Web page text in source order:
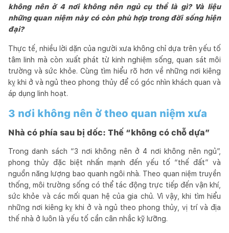
không nên ở 4 nơi không nên ngủ cụ thể là gì? Và liệu
những quan niệm này có còn phù hợp trong đời sống hiện
đại?
Thực tế, nhiều lời dặn của người xưa không chỉ dựa trên yếu tố
tâm linh mà còn xuất phát từ kinh nghiệm sống, quan sát môi
trường và sức khỏe. Cùng tìm hiểu rõ hơn về những nơi kiêng
kỵ khi ở và ngủ theo phong thủy để có góc nhìn khách quan và
áp dụng linh hoạt.
3 nơi không nên ở theo quan niệm xưa
Nhà có phía sau bị dốc: Thế “không có chỗ dựa”
Trong danh sách “3 nơi không nên ở 4 nơi không nên ngủ”,
phong thủy đặc biệt nhấn mạnh đến yếu tố “thế đất” và
nguồn năng lượng bao quanh ngôi nhà. Theo quan niệm truyền
thống, môi trường sống có thể tác động trực tiếp đến vận khí,
sức khỏe và các mối quan hệ của gia chủ. Vì vậy, khi tìm hiểu
những nơi kiêng kỵ khi ở và ngủ theo phong thủy, vị trí và địa
thế nhà ở luôn là yếu tố cần cân nhắc kỹ lưỡng.